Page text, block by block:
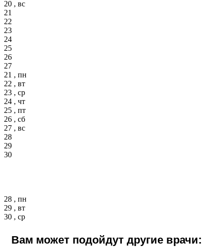
20 , вс
21
22
23
24
25
26
27
21 , пн
22 , вт
23 , ср
24 , чт
25 , пт
26 , сб
27 , вс
28
29
30
28 , пн
29 , вт
30 , ср
Вам может подойдут другие врачи: